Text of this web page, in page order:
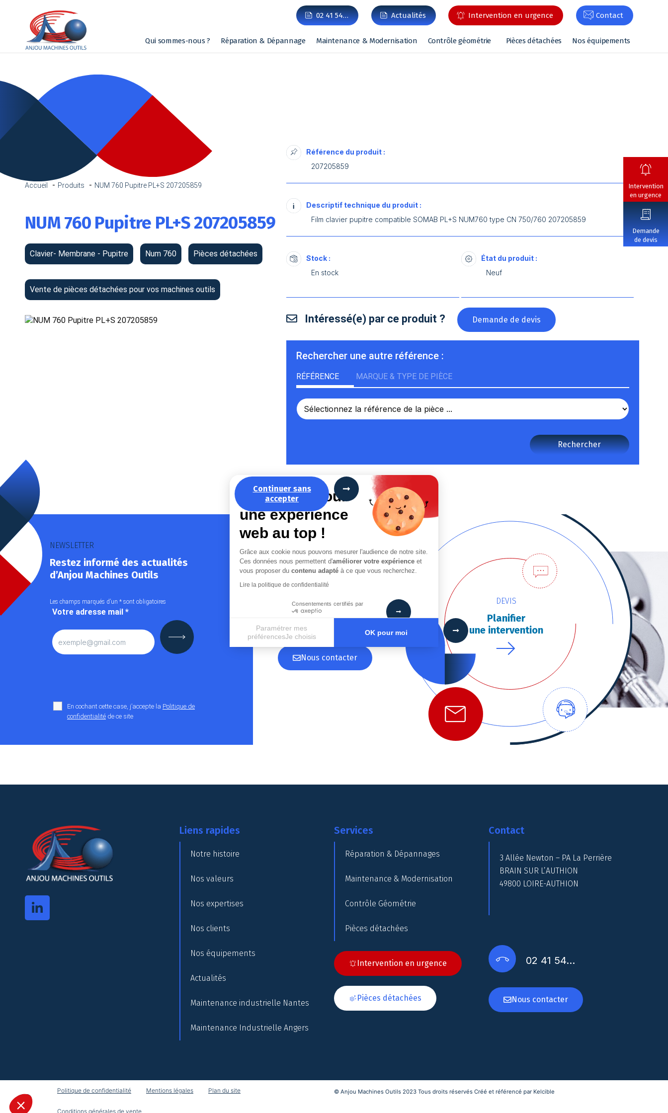
Continuer sans
accepter
La recette pour
une expérience
web au top !
Grâce aux cookie nous pouvons mesurer l'audience de notre site.
Ces données nous permettent d'améliorer votre expérience et
vous proposer du contenu adapté à ce que vous recherchez.
Lire la politique de confidentialité
Consentements certifiés par
Paramétrer mes
préférencesJe choisis
OK pour moi
Axeptio consent
Plateforme de Gestion du Consentement : Personnalisez vos Options
Notre plateforme vous permet d'adapter et de gérer vos paramètres de confidentialité, en garantissant la conformité avec
02 41 54… Actualités Intervention en urgence Contact
Qui sommes-nous ? Réparation & Dépannage Maintenance & Modernisation Contrôle géométrie Pièces détachées Nos équipements
Intervention
en urgence
Demande
de devis
Accueil Produits NUM 760 Pupitre PL+S 207205859
NUM 760 Pupitre PL+S 207205859
Clavier- Membrane - Pupitre Num 760 Pièces détachées
Vente de pièces détachées pour vos machines outils
Référence du produit :
207205859
Descriptif technique du produit :
Film clavier pupitre compatible SOMAB PL+S NUM760 type CN 750/760 207205859
Stock :
En stock
État du produit :
Neuf
Intéressé(e) par ce produit ? Demande de devis
Rechercher une autre référence :
RÉFÉRENCE MARQUE & TYPE DE PIÈCE
Rechercher
NEWSLETTER
Restez informé des actualités
d’Anjou Machines Outils
Les champs marqués d’un * sont obligatoires
Votre adresse mail *
En cochant cette case, j’accepte la Politique de
confidentialité de ce site
AM Outils
peut vous aider
Nous contacter
DEVIS
Planifier
une intervention
Liens rapides
Notre histoire
Nos valeurs
Nos expertises
Nos clients
Nos équipements
Actualités
Maintenance industrielle Nantes
Maintenance Industrielle Angers
Services
Réparation & Dépannages
Maintenance & Modernisation
Contrôle Géométrie
Pièces détachées
Intervention en urgence
Pièces détachées
Contact
3 Allée Newton – PA La Perrière
BRAIN SUR L’AUTHION
49800 LOIRE-AUTHION
02 41 54…
Nous contacter
Politique de confidentialité Mentions légales Plan du site
Conditions générales de vente
© Anjou Machines Outils 2023 Tous droits réservés Créé et référencé par Kelcible